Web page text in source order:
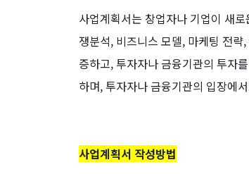
사업계획서는 창업자나 기업이 새
쟁분석, 비즈니스 모델, 마케팅 전
증하고, 투자자나 금융기관의 투자
하며, 투자자나 금융기관의 입장에
사업계획서 작성방법